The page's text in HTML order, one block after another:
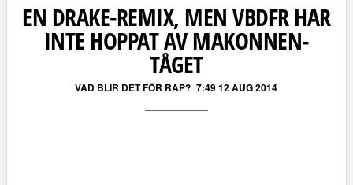
EN DRAKE-REMIX, MEN VBDFR HAR
INTE HOPPAT AV MAKONNEN-
TÅGET
VAD BLIR DET FÖR RAP? 7:49 12 AUG 2014